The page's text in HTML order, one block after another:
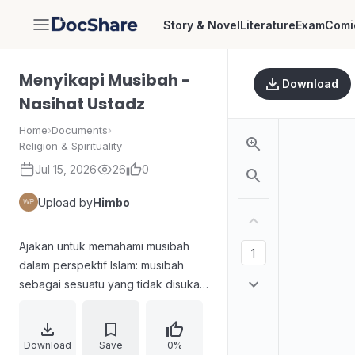
DocShare Story & NovelLiteratureExam
Menyikapi Musibah -
Nasihat Ustadz
Home›Documents›
Religion & Spirituality
Jul 15, 2026 26 0
Upload byHimbo
Ajakan untuk memahami musibah
dalam perspektif Islam: musibah
sebagai sesuatu yang tidak disukai
Dijelaskan perbedaan sikap orang
yang berhijrah—ada yang sabar
Download Save 0%
Download